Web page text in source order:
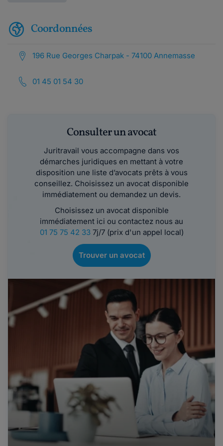
Coordonnées
196 Rue Georges Charpak - 74100 Annemasse
01 45 01 54 30
Consulter un avocat
Juritravail vous accompagne dans vos
démarches juridiques en mettant à votre
disposition une liste d’avocats prêts à vous
conseillez. Choisissez un avocat disponible
immédiatement ou demandez un devis.
Choisissez un avocat disponible
immédiatement ici ou contactez nous au
01 75 75 42 337j/7 (prix d'un appel local)
Trouver un avocat